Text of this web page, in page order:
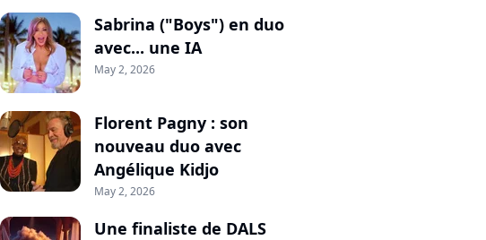
Sabrina ("Boys") en duo
avec... une IA
May 2, 2026
Florent Pagny : son
nouveau duo avec
Angélique Kidjo
May 2, 2026
Une finaliste de DALS